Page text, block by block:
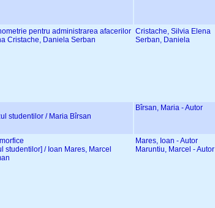
pentru administrarea afacerilor
Cristache, Daniela Serban
Cristache, Silvia Elena
Serban, Daniela
studentilor / Maria Bîrsan
Bîrsan, Maria - Autor
studentilor] / Ioan Mares, Marcel
Mares, Ioan - Autor
Maruntiu, Marcel - Autor